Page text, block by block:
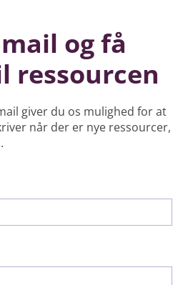
og få
ressourcen
giver du os mulighed for at
når der er nye ressourcer,